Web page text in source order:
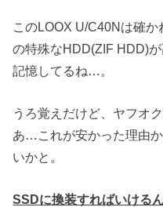
このLOOX U/C40Nは確
の特殊なHDD(ZIF HDD)
記憶してるね…。
うろ覚えだけど、ヤフオ
あ…これが安かった理由
いかと。
SSDに換装すればいける